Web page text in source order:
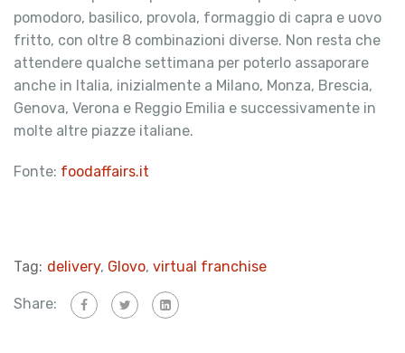
pomodoro, basilico, provola, formaggio di capra e uovo
fritto, con oltre 8 combinazioni diverse. Non resta che
attendere qualche settimana per poterlo assaporare
anche in Italia, inizialmente a Milano, Monza, Brescia,
Genova, Verona e Reggio Emilia e successivamente in
molte altre piazze italiane.
Fonte: foodaffairs.it
Tag: delivery, Glovo, virtual franchise
Share: